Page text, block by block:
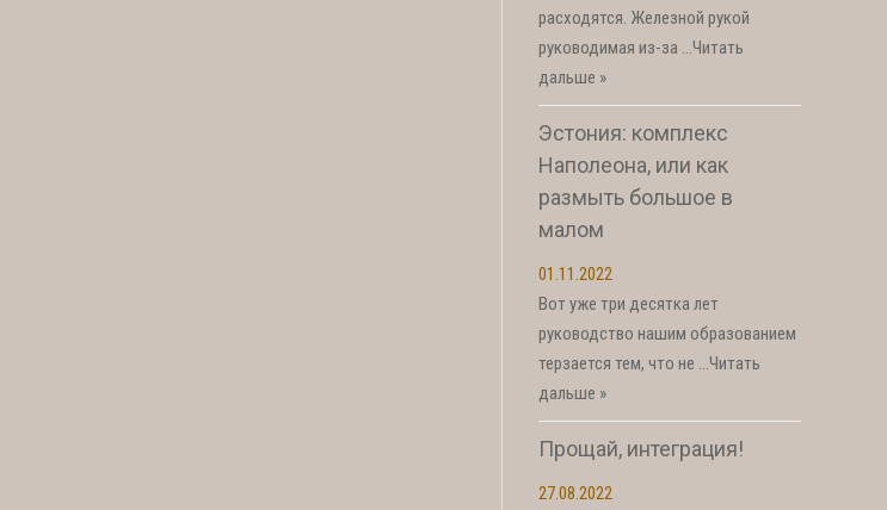
расходятся. Железной рукой
руководимая из-за …Читать
дальше »
Эстония: комплекс
Наполеона, или как
размыть большое в
малом
01.11.2022
Вот уже три десятка лет
руководство нашим образованием
терзается тем, что не …Читать
дальше »
Прощай, интеграция!
27.08.2022